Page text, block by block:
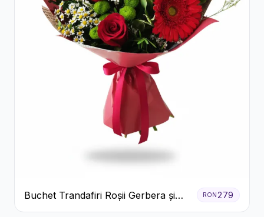
Buchet Trandafiri Roșii Gerbera și
Verdeață
RON 279